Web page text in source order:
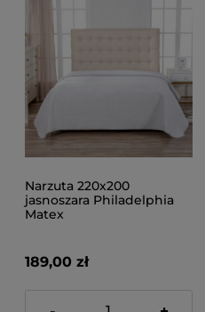
Narzuta 220x200
jasnoszara Philadelphia
Matex
189,00 zł